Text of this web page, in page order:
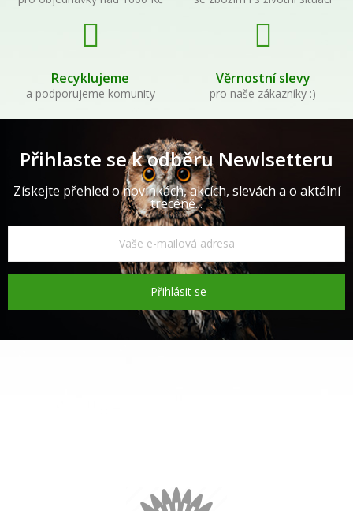
Recyklujeme
a podporujeme komunity
Věrnostní slevy
pro naše zákazníky :)
Přihlaste se k odběru Newlsetteru
Získejte přehled o novinkách, akcích, slevách a o aktální
trecéně...
Přihlásit se